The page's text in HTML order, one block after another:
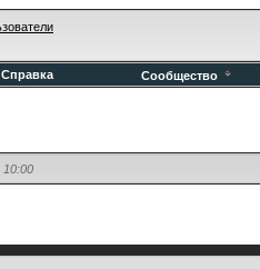
Справка Сообщество
10:00